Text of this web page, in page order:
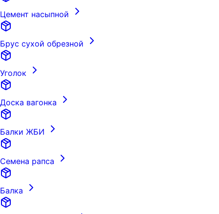
Цемент насыпной
Брус сухой обрезной
Уголок
Доска вагонка
Балки ЖБИ
Семена рапса
Балка